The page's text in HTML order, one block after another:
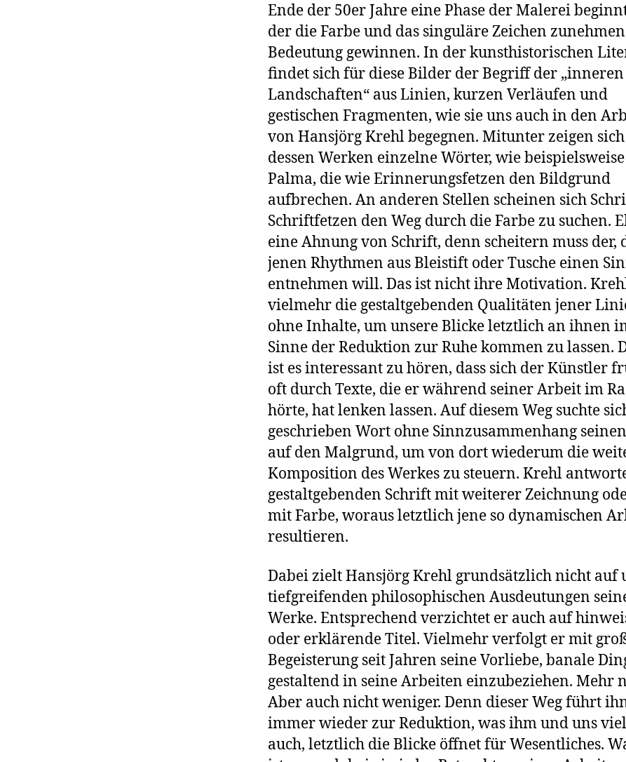
Ende der 50er Jahre eine Phase der Malerei
der die Farbe und das singuläre Zeichen
Bedeutung gewinnen. In der kunsthistorischen
findet sich für diese Bilder der Begriff der „inneren
Landschaften“ aus Linien, kurzen Verläufen und
gestischen Fragmenten, wie sie uns auch in den
von Hansjörg Krehl begegnen. Mitunter zeigen
dessen Werken einzelne Wörter, wie beispielsweise
Palma, die wie Erinnerungsfetzen den Bildgrund
aufbrechen. An anderen Stellen scheinen sich
Schriftfetzen den Weg durch die Farbe zu suchen.
eine Ahnung von Schrift, denn scheitern muss der,
jenen Rhythmen aus Bleistift oder Tusche einen
entnehmen will. Das ist nicht ihre Motivation.
vielmehr die gestaltgebenden Qualitäten jener
ohne Inhalte, um unsere Blicke letztlich an ihnen
Sinne der Reduktion zur Ruhe kommen zu lassen.
ist es interessant zu hören, dass sich der Künstler
oft durch Texte, die er während seiner Arbeit im
hörte, hat lenken lassen. Auf diesem Weg suchte
geschrieben Wort ohne Sinnzusammenhang
auf den Malgrund, um von dort wiederum die
Komposition des Werkes zu steuern. Krehl
gestaltgebenden Schrift mit weiterer Zeichnung
mit Farbe, woraus letztlich jene so dynamischen
resultieren.
Dabei zielt Hansjörg Krehl grundsätzlich nicht auf
tiefgreifenden philosophischen Ausdeutungen
Werke. Entsprechend verzichtet er auch auf
oder erklärende Titel. Vielmehr verfolgt er mit
Begeisterung seit Jahren seine Vorliebe, banale
gestaltend in seine Arbeiten einzubeziehen. Mehr
Aber auch nicht weniger. Denn dieser Weg führt
immer wieder zur Reduktion, was ihm und uns
auch, letztlich die Blicke öffnet für Wesentliches.